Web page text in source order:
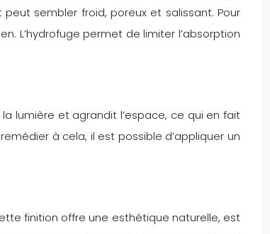
sembler froid, poreux et salissant. Pour
L’hydrofuge permet de limiter l’absorption
lumière et agrandit l’espace, ce qui en fait
à cela, il est possible d’appliquer un
finition offre une esthétique naturelle, est